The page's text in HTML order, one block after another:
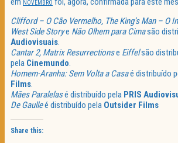
NOVEMBRO
Clifford – O Cão Vermelho, The King’s Man – O
West Side Storye Não Olhem para Cimasão
Audiovisuais.
Cantar 2, Matrix Resurrectionse Eiffelsão
pela Cinemundo.
Homem-Aranha: SemVolta a Casaé distribuído
Films.
Mães Paralelasé distribuído pela PRIS
De Gaulleé distribuído pela Outsider Films
Share this: